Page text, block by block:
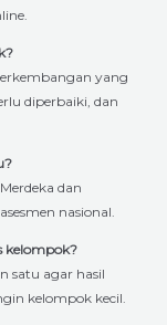
yang
diperbaiki, dan
dan
nasional.
kelompok?
satu agar hasil
kelompok kecil.